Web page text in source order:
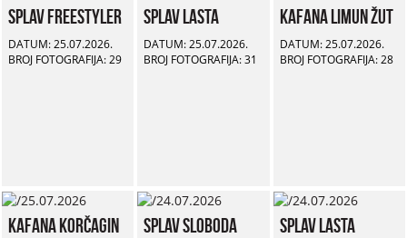
Splav Freestyler
DATUM: 25.07.2026.
BROJ FOTOGRAFIJA: 29
Splav Lasta
DATUM: 25.07.2026.
BROJ FOTOGRAFIJA: 31
Kafana Limun Žut
DATUM: 25.07.2026.
BROJ FOTOGRAFIJA: 28
Kafana Korčagin Splav Sloboda Splav Lasta